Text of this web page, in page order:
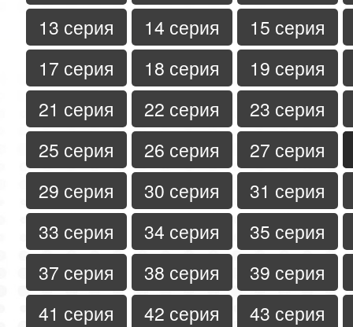
13 серия
14 серия
15 серия
17 серия
18 серия
19 серия
21 серия
22 серия
23 серия
25 серия
26 серия
27 серия
29 серия
30 серия
31 серия
33 серия
34 серия
35 серия
37 серия
38 серия
39 серия
41 серия
42 серия
43 серия